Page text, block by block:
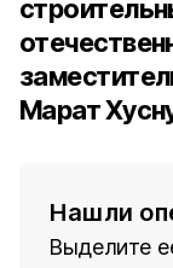
Марат
Нашли
Выделите